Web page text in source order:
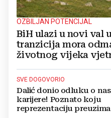
OZBILJAN POTENCIJAL
BiH ulazi u novi val
tranzicija mora
životnog vijeka
SVE DOGOVORIO
Dalić donio odluku o
karijere! Poznato koju
reprezentaciju preuzima